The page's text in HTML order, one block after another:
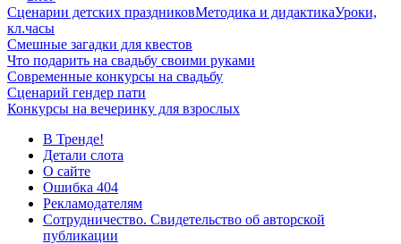
Сценарии детских праздниковМетодика и дидактикаУроки,
кл.часы
Смешные загадки для квестов
Что подарить на свадьбу своими руками
Современные конкурсы на свадьбу
Сценарий гендер пати
Конкурсы на вечеринку для взрослых
В Тренде!
Детали слота
О сайте
Ошибка 404
Рекламодателям
Сотрудничество. Свидетельство об авторской
публикации